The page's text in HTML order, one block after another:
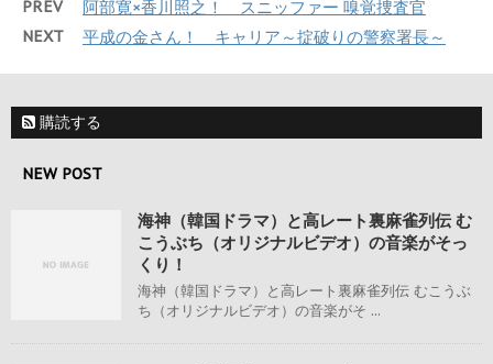
PREV 阿部寛×香川照之！ スニッファー 嗅覚捜査官
NEXT 平成の金さん！ キャリア～掟破りの警察署長～
購読する
NEW POST
海神（韓国ドラマ）と高レート裏麻雀列伝 む
こうぶち（オリジナルビデオ）の音楽がそっ
くり！
海神（韓国ドラマ）と高レート裏麻雀列伝 むこうぶ
ち（オリジナルビデオ）の音楽がそ ...